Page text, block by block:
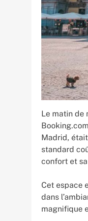
Le matin de
Madrid,
standard
confort et
Cet espace
dans
magnifique